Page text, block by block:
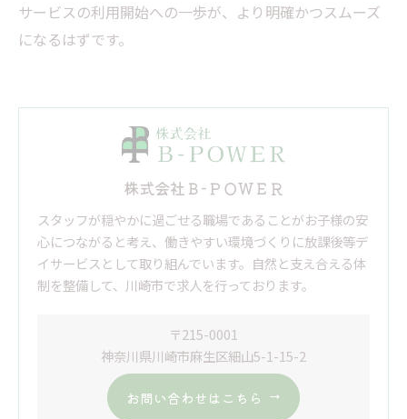
サービスの利用開始への一歩が、より明確かつスムーズ
になるはずです。
株式会社Ｂ-ＰＯＷＥＲ
スタッフが穏やかに過ごせる職場であることがお子様の安
心につながると考え、働きやすい環境づくりに放課後等デ
イサービスとして取り組んでいます。自然と支え合える体
制を整備して、川崎市で求人を行っております。
〒215-0001
神奈川県川崎市麻生区細山5-1-15-2
お問い合わせはこちら